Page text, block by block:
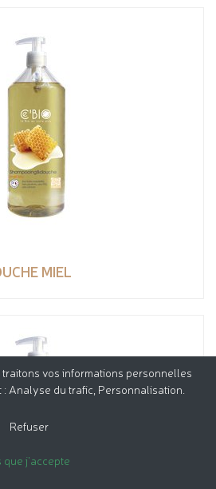
MIEL
vos informations personnelles
: Analyse du trafic, Personnalisation
Refuser
que j'accepte